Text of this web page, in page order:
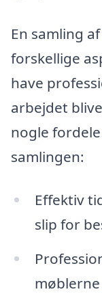
En samling
forskellige
have
arbejdet
nogle
samlingen:
Effektiv
slip for